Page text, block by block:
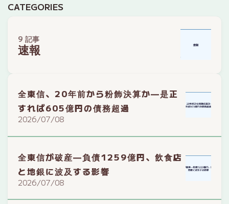
CATEGORIES
9 記事
速報
全東信、20年前から粉飾決算か—是正
すれば605億円の債務超過
2026/07/08
全東信が破産—負債1259億円、飲食店
と地銀に波及する影響
2026/07/08